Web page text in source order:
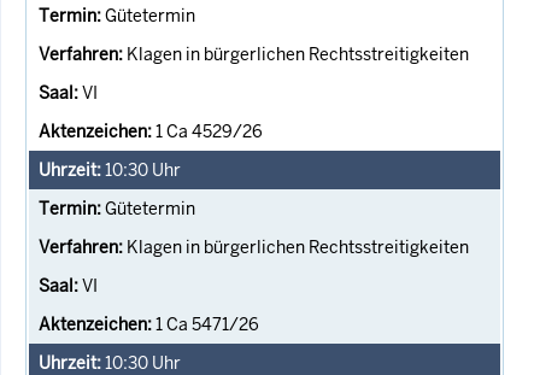
Gütetermin
Klagen in bürgerlichen Rechtsstreitigkeiten
VI
1 Ca 4529/26
10:30 Uhr
Gütetermin
Klagen in bürgerlichen Rechtsstreitigkeiten
VI
1 Ca 5471/26
10:30 Uhr